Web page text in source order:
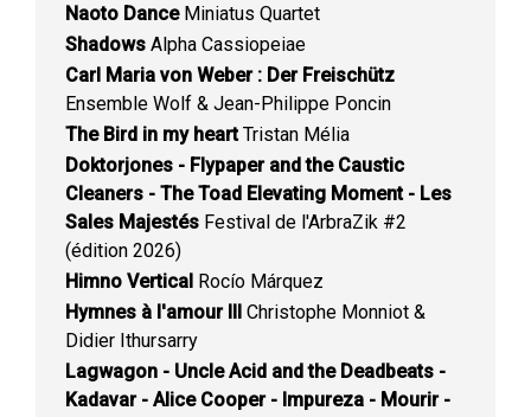
Naoto DanceMiniatus Quartet
Shadows Alpha Cassiopeiae
Carl Maria von Weber : Der Freischütz
Ensemble Wolf & Jean-Philippe Poncin
The Bird in my heartTristan Mélia
Doktorjones - Flypaper and the Caustic
Cleaners - The Toad Elevating Moment - Les
Sales Majestés Festival de l'ArbraZik #2
(édition 2026)
Himno Vertical Rocío Márquez
Hymnes à l'amour III Christophe Monniot &
Didier Ithursarry
Lagwagon - Uncle Acid and the Deadbeats -
Kadavar - Alice Cooper - Impureza - Mourir -